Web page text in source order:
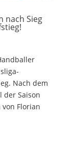
nach Sieg
Nach dem
der Saison
Florian